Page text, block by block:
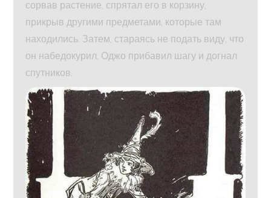
сорвав растение, спрятал его в корзину,
прикрыв другими предметами, которые там
находились. Затем, стараясь не подать виду, что
он набедокурил, Оджо прибавил шагу и догнал
спутников.